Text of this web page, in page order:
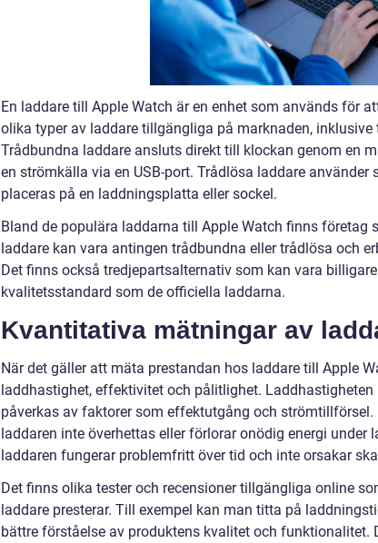
En laddare till Apple Watch är en enhet som används för
olika typer av laddare tillgängliga på marknaden,
Trådbundna laddare ansluts direkt till klockan genom en
en strömkälla via en USB-port. Trådlösa laddare
placeras på en laddningsplatta eller sockel.
Bland de populära laddarna till Apple Watch finns företag
laddare kan vara antingen trådbundna eller trådlösa och
Det finns också tredjepartsalternativ som kan vara
kvalitetsstandard som de officiella laddarna.
Kvantitativa mätningar av
När det gäller att mäta prestandan hos laddare till Apple
laddhastighet, effektivitet och pålitlighet.
påverkas av faktorer som effektutgång och
laddaren inte överhettas eller förlorar onödig energi
laddaren fungerar problemfritt över tid och inte orsakar
Det finns olika tester och recensioner tillgängliga online
laddare presterar. Till exempel kan man titta på
bättre förståelse av produktens kvalitet och